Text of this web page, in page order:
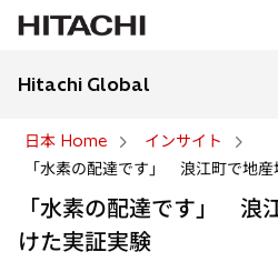
Hitachi Global
日本 Home
インサイト
「水素の配達です」 浪江町で地
「水素の配達です」 浪
けた実証実験